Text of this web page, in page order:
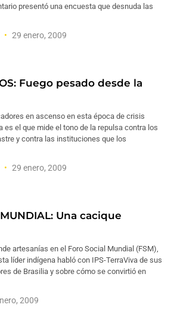
presentó una encuesta que desnuda las
29 enero, 2009
Fuego pesado desde la
en ascenso en esta época de crisis
es el que mide el tono de la repulsa contra los
y contra las instituciones que los
29 enero, 2009
MUNDIAL: Una cacique
artesanías en el Foro Social Mundial (FSM),
líder indígena habló con IPS-TerraViva de sus
de Brasilia y sobre cómo se convirtió en
2009